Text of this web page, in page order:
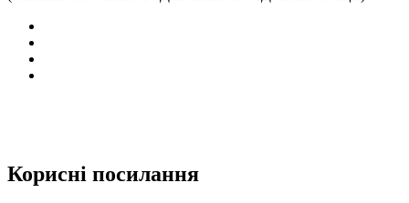
Корисні посилання